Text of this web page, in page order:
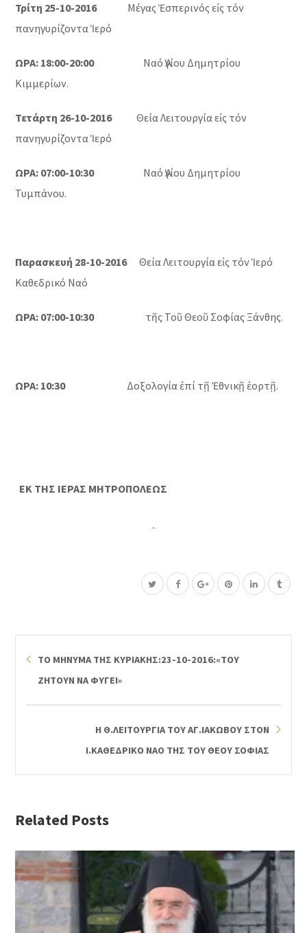
Τρίτη 25-10-2016 Μέγας Ἑσπερινός εἰς τόν
πανηγυρίζοντα Ἱερό
ΩΡΑ: 18:00-20:00Ναό Ἁγίου Δημητρίου
Κιμμερίων.
Τετάρτη 26-10-2016Θεία Λειτουργία εἰς τόν
πανηγυρίζοντα Ἱερό
ΩΡΑ: 07:00-10:30 Ναό Ἁγίου Δημητρίου
Τυμπάνου.
Παρασκευή 28-10-2016Θεία Λειτουργία εἰς τόν Ἱερό
Καθεδρικό Ναό
ΩΡΑ: 07:00-10:30 τῆς Τοῦ Θεοῦ Σοφίας Ξάνθης.
ΩΡΑ: 10:30Δοξολογία ἐπί τῇ Ἐθνικῇ ἑορτῇ.
ΕΚ ΤΗΣ ΙΕΡΑΣ ΜΗΤΡΟΠΟΛΕΩΣ
ΤΟ ΜΗΝΥΜΑ ΤΗΣ ΚΥΡΙΑΚΗΣ:23-10-2016:«ΤΟΥ
ΖΗΤΟΥΝ ΝΑ ΦΥΓΕΙ»
Η Θ.ΛΕΙΤΟΥΡΓΙΑ ΤΟΥ ΑΓ.ΙΑΚΩΒΟΥ ΣΤΟΝ
Ι.ΚΑΘΕΔΡΙΚΟ ΝΑΟ ΤΗΣ ΤΟΥ ΘΕΟΥ ΣΟΦΙΑΣ
Related Posts